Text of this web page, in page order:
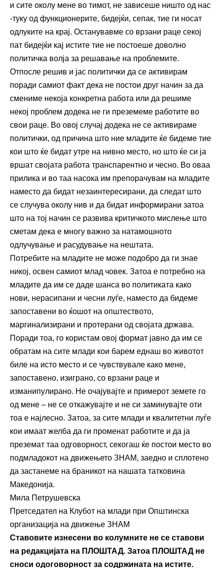
и сите околу мене во тимот, не зависеше ништо од нас
-туку од функционерите, бидејќи, сепак, тие ги носат
одлуките на крај. Останувавме со врзани раце секој
пат бидејќи кај истите тие не постоеше доволно
политичка волја за решавање на проблемите.
Отпосле решив и јас политички да се активирам
поради самиот факт дека не постои друг начин за да
смениме некоја конкретна работа или да решиме
некој проблем додека не ги преземеме работите во
свои раце. Во овој случај додека не се активираме
политички, од причина што ние младите ќе бидеме тие
кои што ќе бидат утре на нивно место, но што ќе си ја
вршат својата работа транспарентно и чесно. Во оваа
прилика и во таа насока им препорачувам на младите
наместо да бидат незаинтересирани, да следат што
се случува околу нив и да бидат информирани затоа
што на тој начин се развива критичкото мислење што
сметам дека е многу важно за натамошното
одлучување и расудување на нештата.
Потребите на младите не може подобро да ги знае
никој, освен самиот млад човек. Затоа е потребно на
младите да им се даде шанса во политиката како
нови, нерасипани и чесни луѓе, наместо да бидеме
запоставени во ќошот на општеството,
маргинализирани и протерани од својата држава.
Поради тоа, го користам овој формат јавно да им се
обратам на сите млади кои барем еднаш во животот
биле на исто место и се чувствувале како мене,
запоставено, изиграно, со врзани раце и
изманипулирано. Не очајувајте и примерот земете го
од мене – не се откажувајте и не си заминувајте оти
тоа е најлесно. Затоа, за сите млади и квалитетни луѓе
кои имаат желба да ги променат работите и да ја
преземат таа одговорност, секогаш ќе постои место во
подмладокот на движењето ЗНАМ, заедно и сплотено
да застанеме на браникот на нашата татковина
Македонија.
Мила Петрушевска
Претседател на Клубот на млади при Општинска
организација на движење ЗНАМ
Ставовите изнесени во колумните не се ставови
на редакцијата на ПЛОШТАД. Затоа ПЛОШТАД не
сноси одоговорност за содржината на истите.